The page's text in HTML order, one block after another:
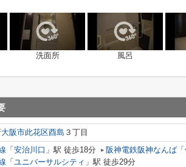
洗面所 風呂
大阪市此花区酉島 ３丁目
「 安治川口 」駅 徒歩18分 阪神電鉄阪神なんば 「
「 ユニバーサルシティ 」駅 徒歩29分